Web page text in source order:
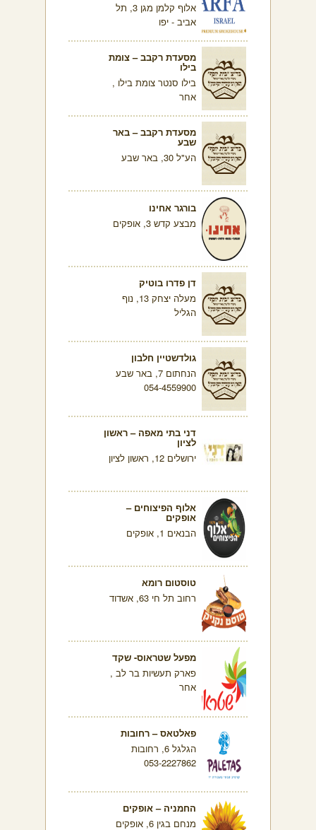
אלוף קלמן מגן 3, תל
אביב - יפו
מסעדת רקבב – צומת
בילו
בילו סנטר צומת בילו ,
אחר
מסעדת רקבב – באר
שבע
הע"ל 30, באר שבע
בורגר אחינו
מבצע קדש 3, אופקים
דן פדרו בוטיק
מעלה יצחק 13, נוף
הגליל
גולדשטיין חלבון
הנחתום 7, באר שבע
054-4559900
דני בתי מאפה – ראשון
לציון
ירושלים 12, ראשון לציון
אלוף הפיצוחים –
אופקים
הבנאים 1, אופקים
טוסטום רומא
רחוב תל חי 63, אשדוד
מפעל שטראוס- שקד
פארק תעשיות בר לב ,
אחר
פאלטאס – רחובות
הגלגל 6, רחובות
053-2227862
החמניה – אופקים
מנחם בגין 6, אופקים